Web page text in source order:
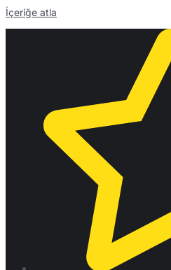
İçeriğe atla